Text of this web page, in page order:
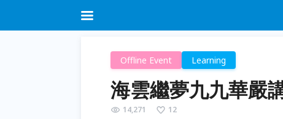
Offline Event Learning
海雲繼夢九九華嚴
14,271 12